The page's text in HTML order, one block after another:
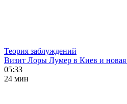
Теория заблуждений
Визит Лоры Лумер в Киев и новая
05:33
24 мин